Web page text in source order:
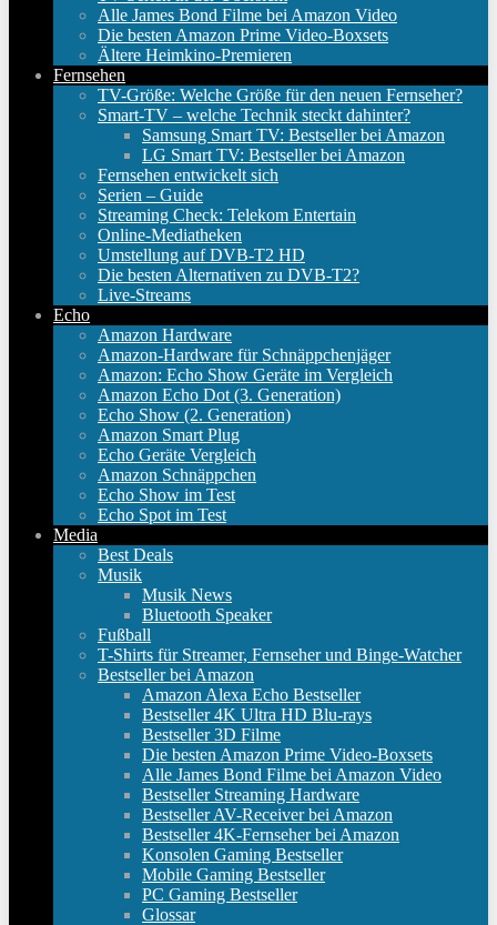
Alle James Bond Filme bei Amazon Video
Die besten Amazon Prime Video-Boxsets
Ältere Heimkino-Premieren
Fernsehen
TV-Größe: Welche Größe für den neuen Fernseher?
Smart-TV – welche Technik steckt dahinter?
Samsung Smart TV: Bestseller bei Amazon
LG Smart TV: Bestseller bei Amazon
Fernsehen entwickelt sich
Serien – Guide
Streaming Check: Telekom Entertain
Online-Mediatheken
Umstellung auf DVB-T2 HD
Die besten Alternativen zu DVB-T2?
Live-Streams
Echo
Amazon Hardware
Amazon-Hardware für Schnäppchenjäger
Amazon: Echo Show Geräte im Vergleich
Amazon Echo Dot (3. Generation)
Echo Show (2. Generation)
Amazon Smart Plug
Echo Geräte Vergleich
Amazon Schnäppchen
Echo Show im Test
Echo Spot im Test
Media
Best Deals
Musik
Musik News
Bluetooth Speaker
Fußball
T-Shirts für Streamer, Fernseher und Binge-Watcher
Bestseller bei Amazon
Amazon Alexa Echo Bestseller
Bestseller 4K Ultra HD Blu-rays
Bestseller 3D Filme
Die besten Amazon Prime Video-Boxsets
Alle James Bond Filme bei Amazon Video
Bestseller Streaming Hardware
Bestseller AV-Receiver bei Amazon
Bestseller 4K-Fernseher bei Amazon
Konsolen Gaming Bestseller
Mobile Gaming Bestseller
PC Gaming Bestseller
Glossar